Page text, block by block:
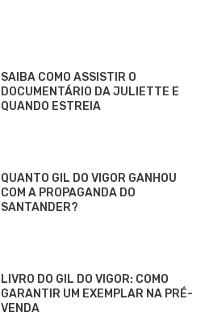
SAIBA COMO ASSISTIR O
DOCUMENTÁRIO DA JULIETTE E
QUANDO ESTREIA
QUANTO GIL DO VIGOR GANHOU
COM A PROPAGANDA DO
SANTANDER?
LIVRO DO GIL DO VIGOR: COMO
GARANTIR UM EXEMPLAR NA PRÉ-
VENDA